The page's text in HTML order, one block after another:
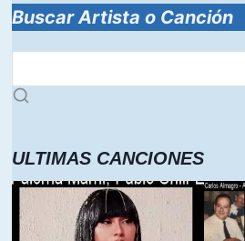
Buscar Artista o Canción
ULTIMAS CANCIONES